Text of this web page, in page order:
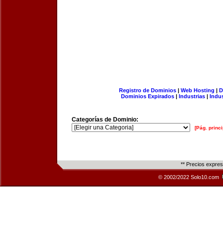
Registro de Dominios| Web Hosting |
Dominios Expirados | Industrias |
Categorías de Dominio:
[Pág.
** Precios
© 2002/2022 Solo10.com